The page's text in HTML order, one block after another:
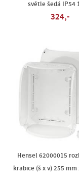
světle šedá IP54
324,-
Hensel 62000015
krabice (š x v) 255 mm